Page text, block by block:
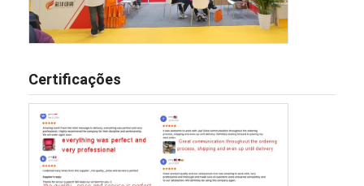
Certificações